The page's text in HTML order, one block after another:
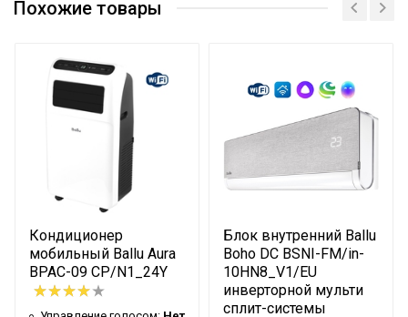
производительность
Управление c
мобильного приложения
по Wi-Fi
подключении
съемного Wi-Fi модуля
Масса товара с
упаковкой (брутто)
100.8
Таймер на отключение
Да
Высота упаковки товара
Цвет декоративной
панели
Белый
Таймер на включение
Да
Похожие товары
Кондиционер
мобильный Ballu Aura
BPAC-09 CP/N1_24Y
Блок внутренний Ballu
Boho DC BSNI-FM/in-
10HN8_V1/EU
инверторной мульти
сплит-системы